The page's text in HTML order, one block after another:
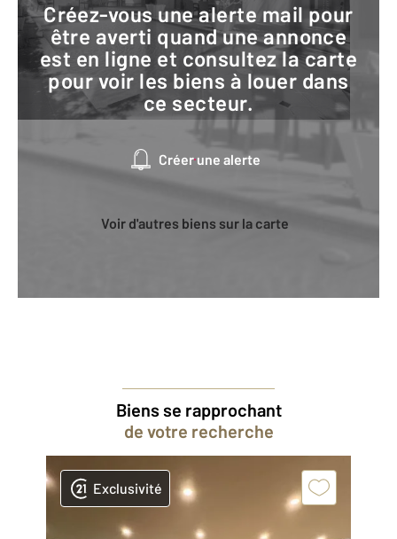
Créez-vous une alerte mail pour
être averti quand une annonce
est en ligne et consultez la carte
pour voir les biens à louer dans
ce secteur.
Créer une alerte
Voir d'autres biens sur la carte
Biens se rapprochant
de votre recherche
Exclusivité